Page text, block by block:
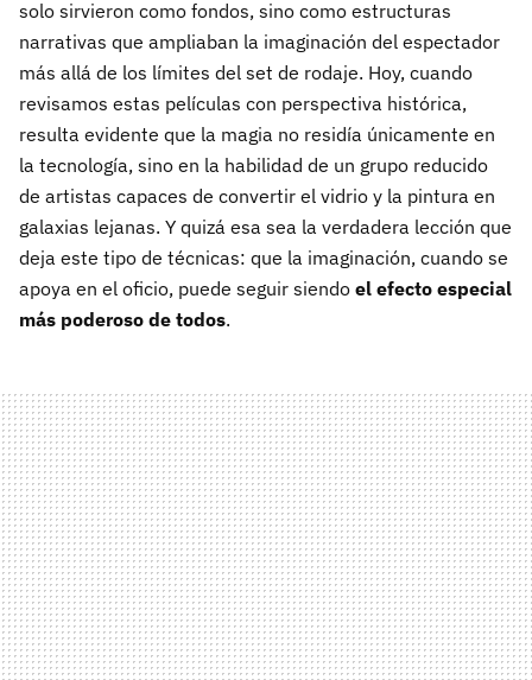
solo sirvieron como fondos, sino como estructuras
narrativas que ampliaban la imaginación del espectador
más allá de los límites del set de rodaje. Hoy, cuando
revisamos estas películas con perspectiva histórica,
resulta evidente que la magia no residía únicamente en
la tecnología, sino en la habilidad de un grupo reducido
de artistas capaces de convertir el vidrio y la pintura en
galaxias lejanas. Y quizá esa sea la verdadera lección que
deja este tipo de técnicas: que la imaginación, cuando se
apoya en el oficio, puede seguir siendo el efecto especial
más poderoso de todos.